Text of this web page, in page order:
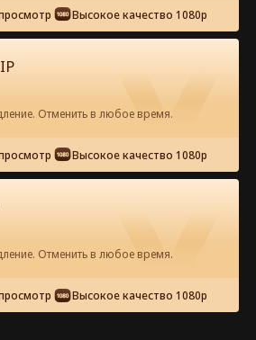
муж в
Полный фильм
Все эпизоды
Высокое качество 1080p
Отменить в любое время.
Высокое качество 1080p
Отменить в любое время.
Высокое качество 1080p